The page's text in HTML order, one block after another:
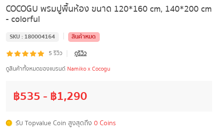
COCOGU พรมปูพื้นห้อง ขนาด 120*160 cm, 140*200 cm
- colorful
SKU : 180004164 |
สินค้าหมด
5 รีวิว |
ดูรีวิว
ดูสินค้าทั้งหมดของแบรนด์ Namiko x Cocogu
฿535- ฿1,290
รับ Topvalue Coin สูงสุดถึง 0 Coins